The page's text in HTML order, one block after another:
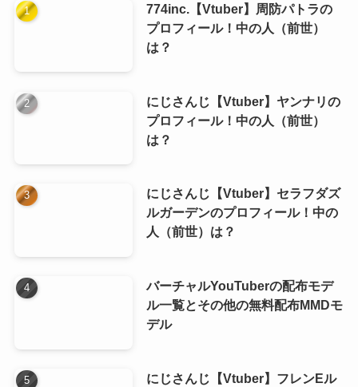
774inc.【Vtuber】周防パトラの
プロフィール！中の人（前世）
は？
にじさんじ【Vtuber】ヤンナリの
プロフィール！中の人（前世）
は？
にじさんじ【Vtuber】セラフダズ
ルガーデンのプロフィール！中の
人（前世）は？
バーチャルYouTuberの配布モデ
ル一覧とその他の無料配布MMDモ
デル
にじさんじ【Vtuber】フレンEル